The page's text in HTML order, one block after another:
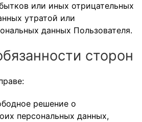
или иных отрицательных
утратой или
данных Пользователя.
сторон
решение о
персональных данных,